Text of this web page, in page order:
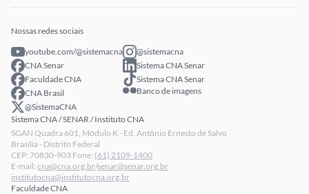
Política de Privacidade
LGPD - Lei Geral de Proteção de Dados
Relatórios de Transparência Salarial da CNA
Nossas redes sociais
youtube.com/@sistemacna
CNA Senar
Faculdade CNA
CNA Brasil
@SistemaCNA
@sistemacna
Sistema CNA Senar
Sistema CNA Senar
Banco de imagens
Sistema CNA / SENAR / Instituto CNA
SGAN Quadra 601, Módulo K - Ed. Antônio Ernesto de Salvo
Brasília - Distrito Federal
CEP: 70830-903 Fone: (61) 2109-1400
E-mail: cna@cna.org.br/senar@senar.org.br
institutocna@institutocna.org.br
Faculdade CNA